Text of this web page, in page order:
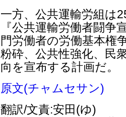
一方、公共運輸労組は
『公共運輸労働者闘争
門労働者の労働基本権
粉砕、公共性強化、民
向を宣布する計画だ。
原文(チャムセサン)
翻訳/文責:安田(ゆ)